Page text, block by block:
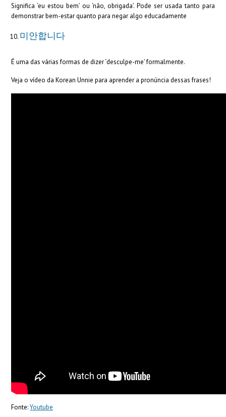
Significa ‘eu estou bem’ ou ‘não, obrigada’. Pode ser usada tanto para
demonstrar bem-estar quanto para negar algo educadamente
미안합니다
É uma das várias formas de dizer ‘desculpe-me’ formalmente.
Veja o vídeo da Korean Unnie para aprender a pronúncia dessas frases!
Fonte:Youtube